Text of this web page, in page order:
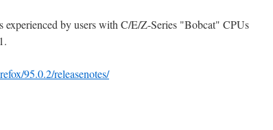
experienced by users with C/E/Z-Series "Bobcat" CPUs
95.0.2/releasenotes/